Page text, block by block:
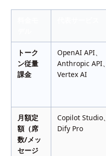
トーク
ン従量
課金
OpenAI API、
Anthropic API、
Vertex AI
月額定
額（席
数/メッ
セージ
Copilot Studio、
Dify Pro